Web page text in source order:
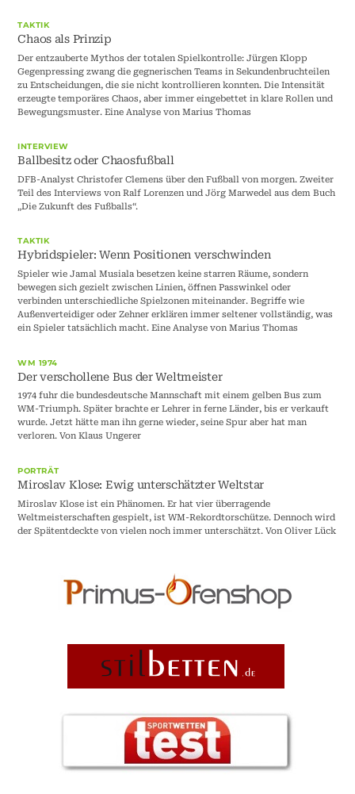
TAKTIK
Chaos als Prinzip
Der entzauberte Mythos der totalen Spielkontrolle: Jürgen Klopp
Gegenpressing zwang die gegnerischen Teams in Sekundenbruchteilen
zu Entscheidungen, die sie nicht kontrollieren konnten. Die Intensität
erzeugte temporäres Chaos, aber immer eingebettet in klare Rollen und
Bewegungsmuster. Eine Analyse von Marius Thomas
INTERVIEW
Ballbesitz oder Chaosfußball
DFB-Analyst Christofer Clemens über den Fußball von morgen. Zweiter
Teil des Interviews von Ralf Lorenzen und Jörg Marwedel aus dem Buch
„Die Zukunft des Fußballs“.
TAKTIK
Hybridspieler: Wenn Positionen verschwinden
Spieler wie Jamal Musiala besetzen keine starren Räume, sondern
bewegen sich gezielt zwischen Linien, öffnen Passwinkel oder
verbinden unterschiedliche Spielzonen miteinander. Begriffe wie
Außenverteidiger oder Zehner erklären immer seltener vollständig, was
ein Spieler tatsächlich macht. Eine Analyse von Marius Thomas
WM 1974
Der verschollene Bus der Weltmeister
1974 fuhr die bundesdeutsche Mannschaft mit einem gelben Bus zum
WM-Triumph. Später brachte er Lehrer in ferne Länder, bis er verkauft
wurde. Jetzt hätte man ihn gerne wieder, seine Spur aber hat man
verloren. Von Klaus Ungerer
PORTRÄT
Miroslav Klose: Ewig unterschätzter Weltstar
Miroslav Klose ist ein Phänomen. Er hat vier überragende
Weltmeisterschaften gespielt, ist WM-Rekordtorschütze. Dennoch wird
der Spätentdeckte von vielen noch immer unterschätzt. Von Oliver Lück